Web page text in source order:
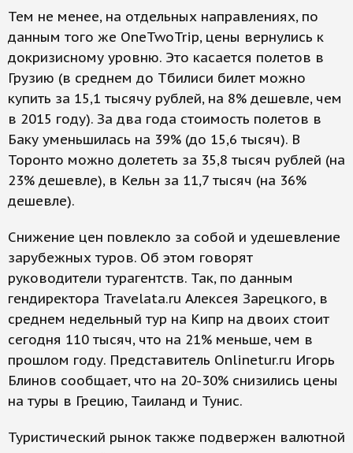
Тем не менее, на отдельных направлениях, по
данным того же OneTwoTrip, цены вернулись к
докризисному уровню. Это касается полетов в
Грузию (в среднем до Тбилиси билет можно
купить за 15,1 тысячу рублей, на 8% дешевле, чем
в 2015 году). За два года стоимость полетов в
Баку уменьшилась на 39% (до 15,6 тысяч). В
Торонто можно долететь за 35,8 тысяч рублей (на
23% дешевле), в Кельн за 11,7 тысяч (на 36%
дешевле).
Снижение цен повлекло за собой и удешевление
зарубежных туров. Об этом говорят
руководители турагентств. Так, по данным
гендиректора Travelata.ru Алексея Зарецкого, в
среднем недельный тур на Кипр на двоих стоит
сегодня 110 тысяч, что на 21% меньше, чем в
прошлом году. Представитель Onlinetur.ru Игорь
Блинов сообщает, что на 20-30% снизились цены
на туры в Грецию, Таиланд и Тунис.
Туристический рынок также подвержен валютной